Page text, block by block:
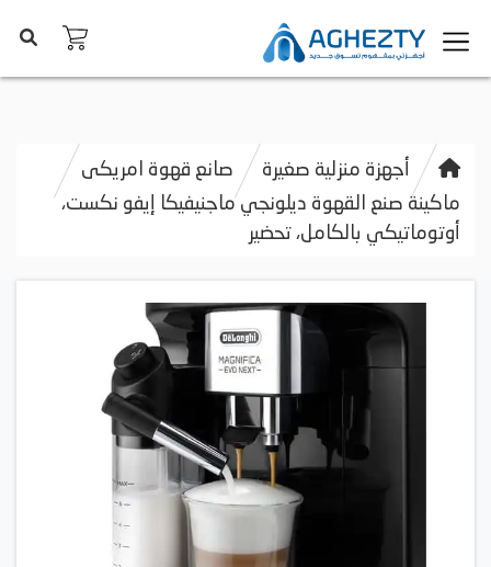
أجهزة منزلية صغيرة
صانع قهوة امريكى
ماكينة صنع القهوة ديلونجي ماجنيفيكا إيفو نكست،
أوتوماتيكي بالكامل، تحضير